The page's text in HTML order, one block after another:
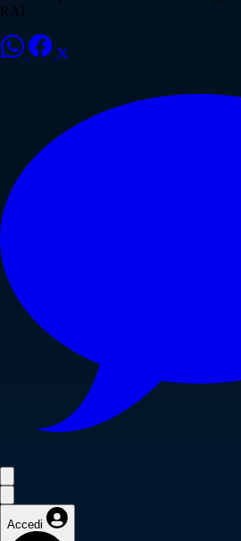
RAI
Accedi